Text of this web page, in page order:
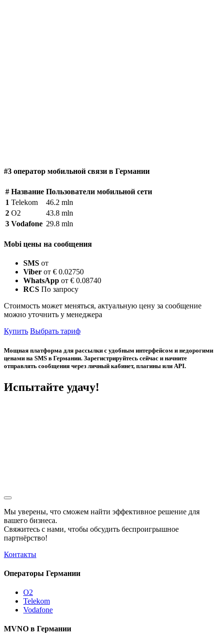
#3 оператор мобильной связи в Германии
# Название Пользователи мобильной сети
1 Telekom
46.2 mln
2 O2
43.8 mln
3 Vodafone 29.8 mln
Mobi цены на сообщения
SMS от
Viber от € 0.02750
WhatsApp от € 0.08740
RCS По запросу
Стоимость может меняться, актуальную цену за сообщение
можно уточнить у менеджера
Купить Выбрать тариф
Мощная платформа для рассылки с удобным интерфейсом и недорогими
ценами на SMS в Германии. Зарегистрируйтесь сейчас и начните
отправлять сообщения через личный кабинет, плагины или API.
Испытайте удачу!
Мы уверены, что сможем найти эффективное решение для
вашего бизнеса.
Свяжитесь с нами, чтобы обсудить беспроигрышное
партнёрство!
Контакты
Операторы Германии
O2
Telekom
Vodafone
MVNO в Германии